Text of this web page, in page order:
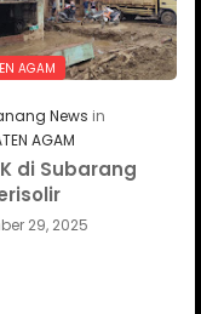
AGAM
News
AGAM
di Subarang
29, 2025